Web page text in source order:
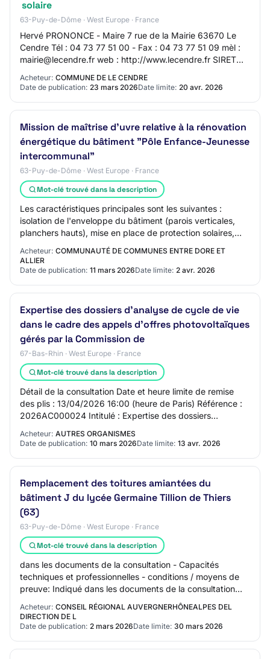
solaire
63-Puy-de-Dôme · West Europe · France
Hervé PRONONCE - Maire 7 rue de la Mairie 63670 Le
Cendre Tél : 04 73 77 51 00 - Fax : 04 73 77 51 09 mèl :
mairie@lecendre.fr web : http://www.lecendre.fr SIRET
Acheteur: COMMUNE DE LE CENDRE
Date de publication: 23 mars 2026Date limite: 20 avr. 2026
Mission de maîtrise d'uvre relative à la rénovation
énergétique du bâtiment "Pôle Enfance-Jeunesse
intercommunal"
63-Puy-de-Dôme · West Europe · France
Mot-clé trouvé dans la description
Les caractéristiques principales sont les suivantes :
isolation de l'enveloppe du bâtiment (parois verticales,
planchers hauts), mise en place de protection solaires,
réduction de surface vitrée, mis…
Acheteur: COMMUNAUTÉ DE COMMUNES ENTRE DORE ET
ALLIER
Date de publication: 11 mars 2026Date limite: 2 avr. 2026
Expertise des dossiers d’analyse de cycle de vie
dans le cadre des appels d’offres photovoltaïques
gérés par la Commission de
67-Bas-Rhin · West Europe · France
Mot-clé trouvé dans la description
Détail de la consultation Date et heure limite de remise
des plis : 13/04/2026 16:00 (heure de Paris) Référence :
2026AC000024 Intitulé : Expertise des dossiers
Acheteur: AUTRES ORGANISMES
Date de publication: 10 mars 2026Date limite: 13 avr. 2026
Remplacement des toitures amiantées du
bâtiment J du lycée Germaine Tillion de Thiers
(63)
63-Puy-de-Dôme · West Europe · France
Mot-clé trouvé dans la description
dans les documents de la consultation - Capacités
techniques et professionnelles - conditions / moyens de
preuve: Indiqué dans les documents de la consultation
Date limite de réception des plis: lund…
Acheteur: CONSEIL RÉGIONAL AUVERGNERHÔNEALPES DEL
DIRECTION DE L
Date de publication: 2 mars 2026Date limite: 30 mars 2026